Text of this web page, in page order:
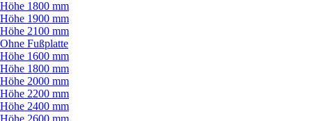
Höhe 1800 mm
Höhe 1900 mm
Höhe 2100 mm
Ohne Fußplatte
Höhe 1600 mm
Höhe 1800 mm
Höhe 2000 mm
Höhe 2200 mm
Höhe 2400 mm
Höhe 2600 mm